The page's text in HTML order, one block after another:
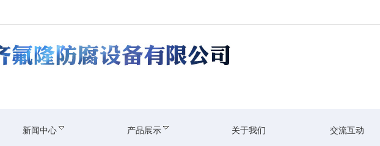
新闻中心 产品展示 关于我们 交流互动